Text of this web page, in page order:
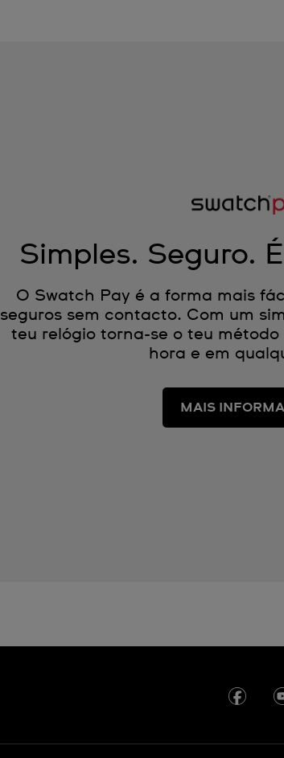
Simples. Seguro.
O Swatch Pay é a forma mais
seguros sem contacto. Com um
teu relógio torna-se o teu
hora e em
MAIS